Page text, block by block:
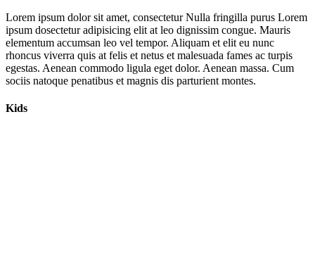
Lorem ipsum dolor sit amet, consectetur Nulla fringilla purus Lorem
ipsum dosectetur adipisicing elit at leo dignissim congue. Mauris
elementum accumsan leo vel tempor. Aliquam et elit eu nunc
rhoncus viverra quis at felis et netus et malesuada fames ac turpis
egestas. Aenean commodo ligula eget dolor. Aenean massa. Cum
sociis natoque penatibus et magnis dis parturient montes.
Kids